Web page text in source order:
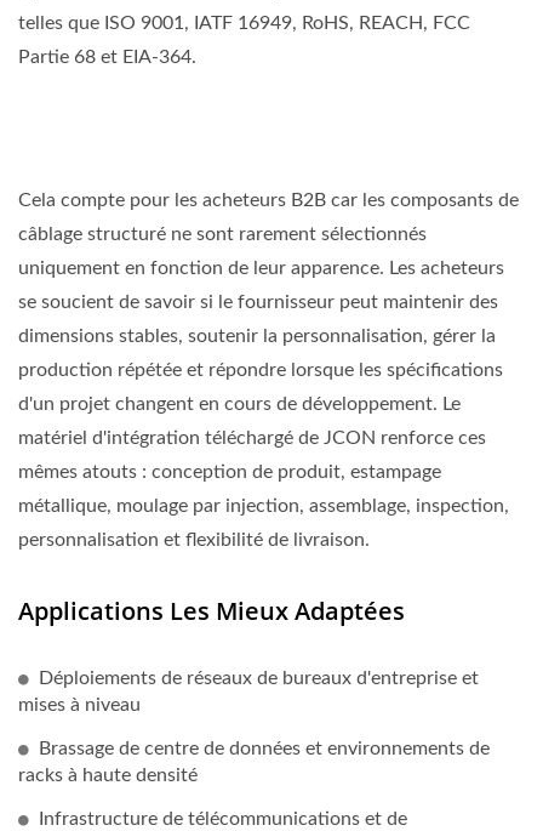
telles que ISO 9001, IATF 16949, RoHS, REACH, FCC
Partie 68 et EIA-364.
Cela compte pour les acheteurs B2B car les composants de
câblage structuré ne sont rarement sélectionnés
uniquement en fonction de leur apparence. Les acheteurs
se soucient de savoir si le fournisseur peut maintenir des
dimensions stables, soutenir la personnalisation, gérer la
production répétée et répondre lorsque les spécifications
d'un projet changent en cours de développement. Le
matériel d'intégration téléchargé de JCON renforce ces
mêmes atouts : conception de produit, estampage
métallique, moulage par injection, assemblage, inspection,
personnalisation et flexibilité de livraison.
Applications Les Mieux Adaptées
Déploiements de réseaux de bureaux d'entreprise et
mises à niveau
Brassage de centre de données et environnements de
racks à haute densité
Infrastructure de télécommunications et de